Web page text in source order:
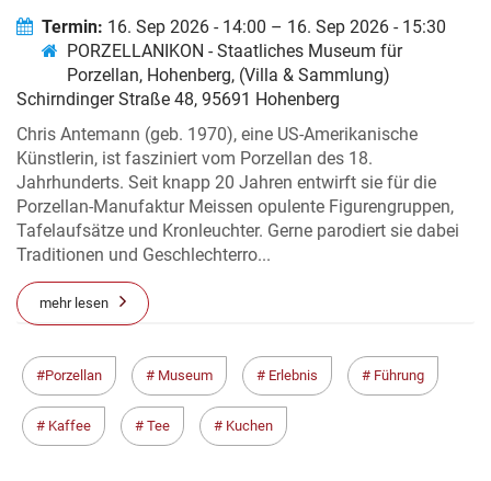
MENSCHEN – CHRIS ANTEMANN
UND IHRE LEIDENSCHAFT FÜR
BAROCKE PORZELLANE
Termin: 16. Sep 2026 - 14:00 – 16. Sep 2026 - 15:30
PORZELLANIKON - Staatliches Museum für
Porzellan, Hohenberg, (Villa & Sammlung)
Schirndinger Straße 48, 95691 Hohenberg
Chris Antemann (geb. 1970), eine US-Amerikanische
Künstlerin, ist fasziniert vom Porzellan des 18.
Jahrhunderts. Seit knapp 20 Jahren entwirft sie für die
Porzellan-Manufaktur Meissen opulente Figurengruppen,
Tafelaufsätze und Kronleuchter. Gerne parodiert sie dabei
Traditionen und Geschlechterro...
mehr lesen
Porzellan Museum Erlebnis Führung
Kaffee Tee Kuchen